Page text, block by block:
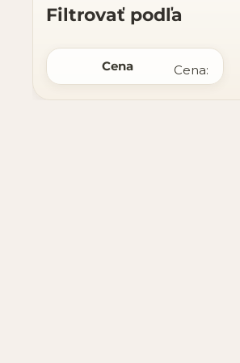
Filtrovať podľa
Cena Cena: